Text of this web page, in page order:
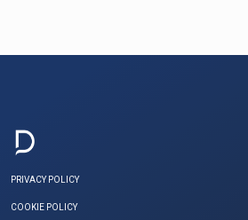
PRIVACY POLICY
COOKIE POLICY